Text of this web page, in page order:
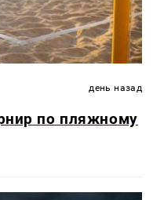
день назад
по пляжному